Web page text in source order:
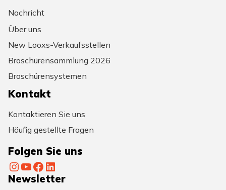
Nachricht
Über uns
New Looxs-Verkaufsstellen
Broschürensammlung 2026
Broschürensystemen
Kontakt
Kontaktieren Sie uns
Häufig gestellte Fragen
Folgen Sie uns
InstagramYouTube Facebook LinkedIn
Newsletter